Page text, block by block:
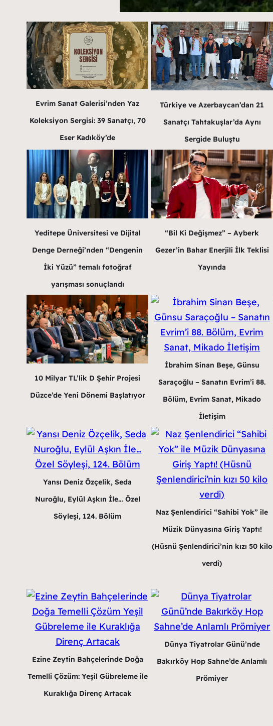
Evrim Sanat Galerisi’nden Yaz
Koleksiyon Sergisi: 39 Sanatçı, 70
Eser Kadıköy’de
Türkiye ve Azerbaycan’dan 21
Sanatçı Tahtakuşlar’da Aynı
Sergide Buluştu
Yeditepe Üniversitesi ve Dijital
Denge Derneği’nden “Dengenin
İki Yüzü” temalı fotoğraf
yarışması sonuçlandı
“Bil Ki Değişmez” – Ayberk
Gezer’in Bahar Enerjili İlk Teklisi
Yayında
10 Milyar TL’lik D Şehir Projesi
Düzce’de Yeni Dönemi Başlatıyor
İbrahim Sinan Beşe, Günsu
Saraçoğlu – Sanatın Evrim’i 88.
Bölüm, Evrim Sanat, Mikado
İletişim
Yansı Deniz Özçelik, Seda
Nuroğlu, Eylül Aşkın İle… Özel
Söyleşi, 124. Bölüm
Naz Şenlendirici “Sahibi Yok” ile
Müzik Dünyasına Giriş Yaptı!
(Hüsnü Şenlendirici’nin kızı 50 kilo
verdi)
Ezine Zeytin Bahçelerinde Doğa
Temelli Çözüm: Yeşil Gübreleme ile
Kuraklığa Direnç Artacak
Dünya Tiyatrolar Günü’nde
Bakırköy Hop Sahne’de Anlamlı
Prömiyer